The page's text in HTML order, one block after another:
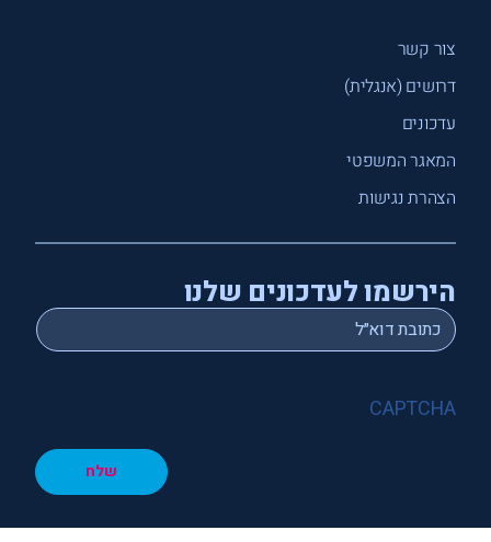
צור קשר
דרושים (אנגלית)
עדכונים
המאגר המשפטי
הצהרת נגישות
הירשמו לעדכונים שלנו
Email
*
CAPTCHA
שלח